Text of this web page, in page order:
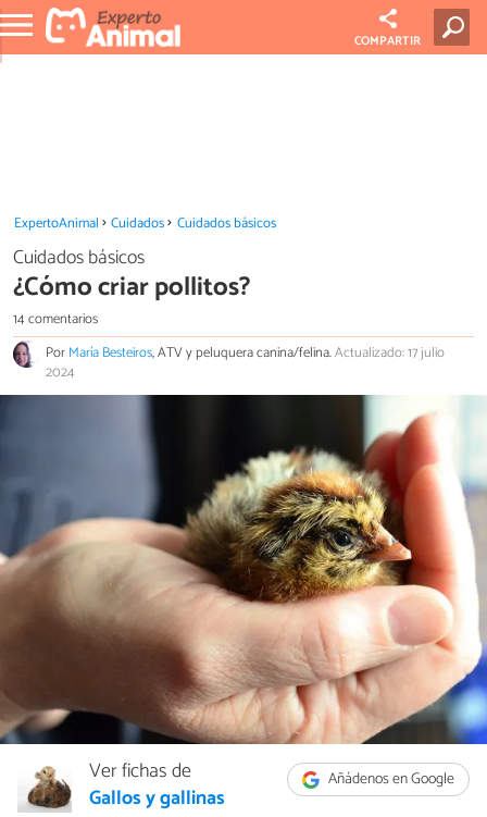
COMPARTIR
ExpertoAnimal Cuidados Cuidados básicos
Cuidados básicos
¿Cómo criar pollitos?
14 comentarios
PorMaría Besteiros, ATV y peluquera canina/felina.Actualizado: 17 julio
2024
Añádenos en Google
Ver fichas de
Gallos y gallinas